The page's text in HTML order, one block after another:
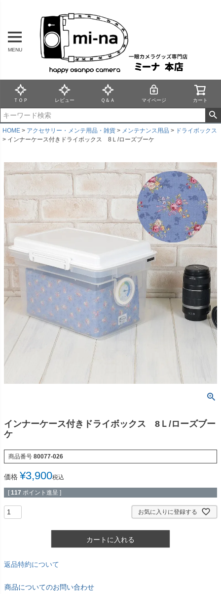
MENU
ＴＯＰ レビュー Ｑ＆Ａ マイページ カート
HOME アクセサリー・メンテ用品・雑貨 メンテナンス用品
ドライボックス
インナーケース付きドライボックス 8Ｌ/ローズブーケ
インナーケース付きドライボックス 8Ｌ/ローズブー
ケ
商品番号 80077-026
価格 ¥3,900税込
[ 117 ポイント進呈 ]
お気に入りに登録する
カートに入れる
返品特約について
商品についてのお問い合わせ